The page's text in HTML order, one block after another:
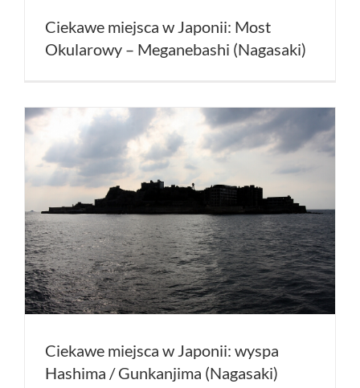
Ciekawe miejsca w Japonii: Most
Okularowy – Meganebashi (Nagasaki)
Ciekawe miejsca w Japonii: wyspa
Hashima / Gunkanjima (Nagasaki)